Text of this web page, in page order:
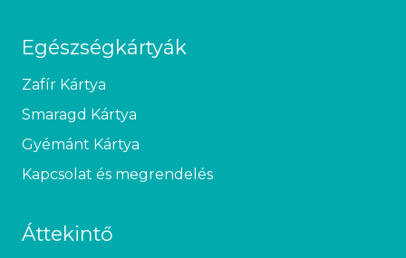
Egészségkártyák
Zafír Kártya
Smaragd Kártya
Gyémánt Kártya
Kapcsolat és megrendelés
Áttekintő